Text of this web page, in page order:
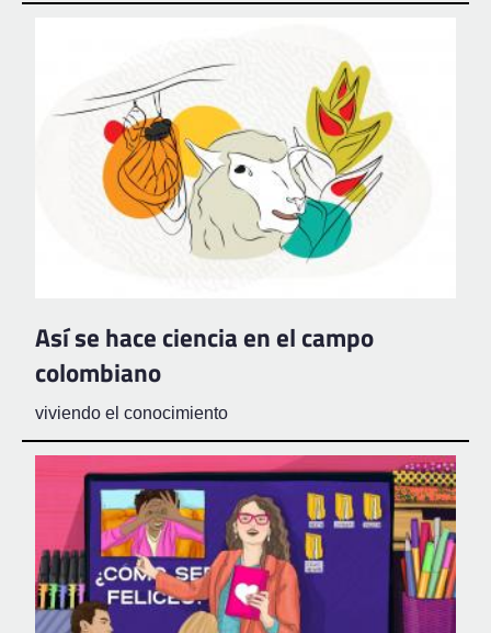
Así se hace ciencia en el campo
colombiano
viviendo el conocimiento